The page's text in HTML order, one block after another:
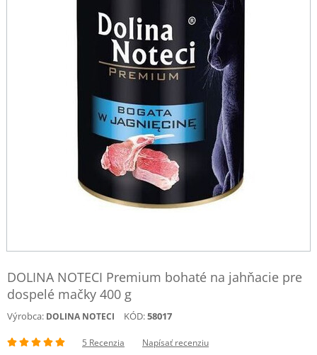
DOLINA NOTECI Premium bohaté na jahňacie pre
dospelé mačky 400 g
Výrobca: DOLINA NOTECI KÓD:58017
5 Recenzia Napísať recenziu